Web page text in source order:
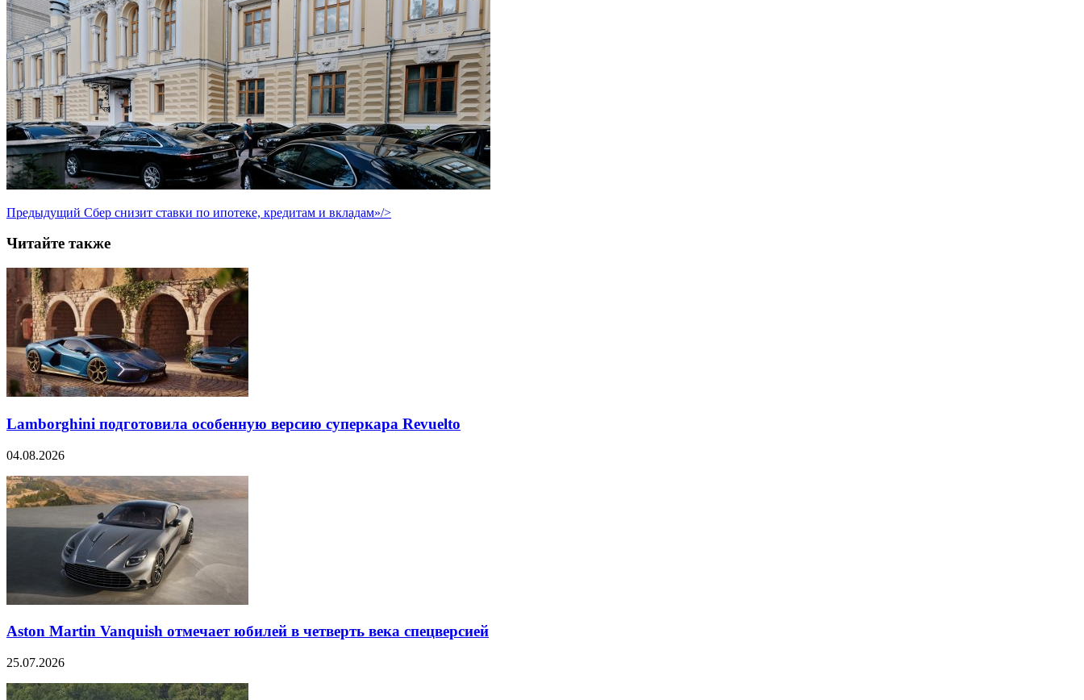
Предыдущий Сбер снизит ставки по ипотеке, кредитам и вкладам»/>
Читайте также
Lamborghini подготовила особенную версию суперкара Revuelto
04.08.2026
Aston Martin Vanquish отмечает юбилей в четверть века спецверсией
25.07.2026